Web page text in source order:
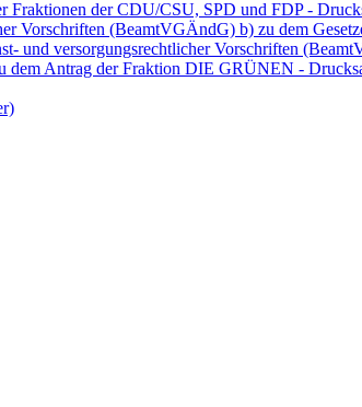
der CDU/CSU, SPD und FDP -
Vorschriften (BeamtVGÄndG) b) zu dem
und versorgungsrechtlicher Vorschriften
dem Antrag der Fraktion DIE GRÜNEN -